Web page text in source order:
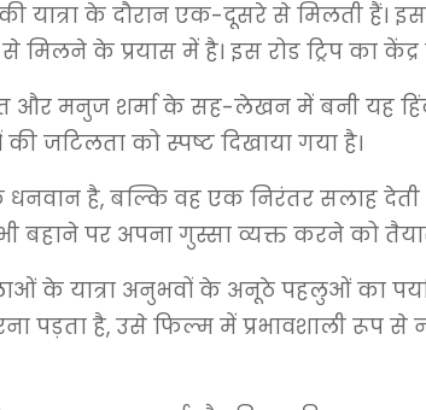
की यात्रा के दौरान एक-दूसरे से मिलती
मिलने के प्रयास में है। इस रोड ट्रिप का
और मनुज शर्मा के सह-लेखन में बनी
जटिलता को स्पष्ट दिखाया गया है।
है, बल्कि वह एक निरंतर सलाह देती
बहाने पर अपना गुस्सा व्यक्त करने को
के यात्रा अनुभवों के अनूठे पहलुओं का
पड़ता है, उसे फिल्म में प्रभावशाली रूप